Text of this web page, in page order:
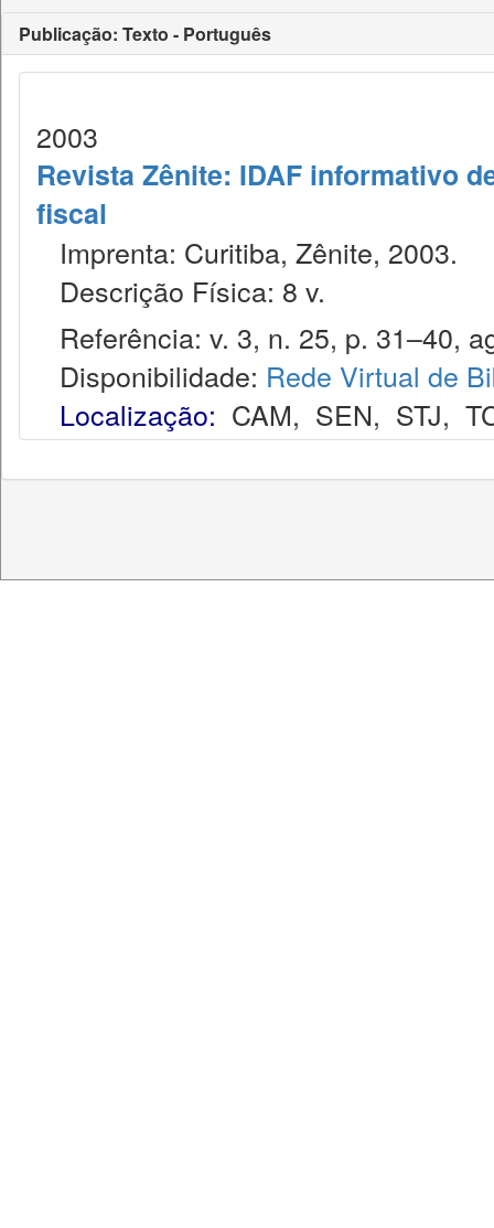
Publicação: Texto - Português
2003
Revista Zênite: IDAF informativo
fiscal
Imprenta: Curitiba, Zênite, 2003.
Descrição Física: 8 v.
Referência: v. 3, n. 25, p. 31–40,
Disponibilidade: Rede Virtual de
Localização: CAM, SEN, STJ,